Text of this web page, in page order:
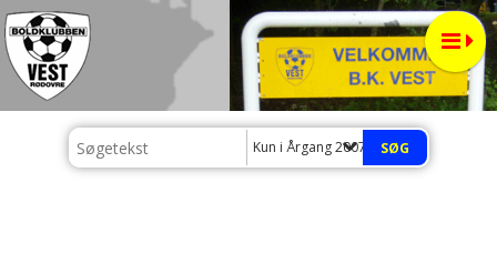
Kun i Årgang 2007